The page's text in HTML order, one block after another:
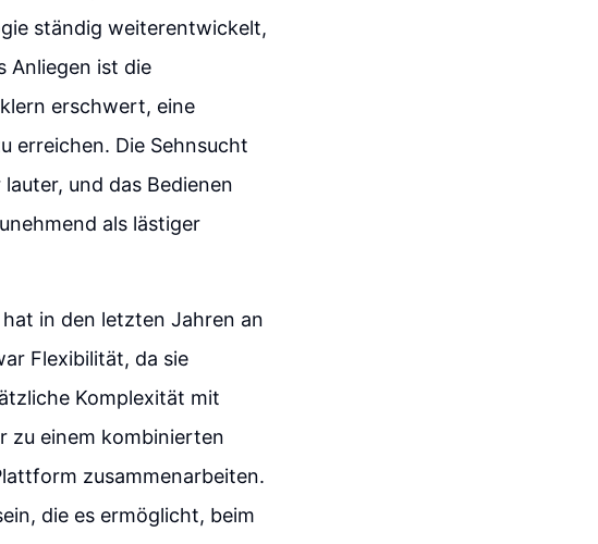
ständig weiterentwickelt,
Anliegen ist die
erschwert, eine
erreichen. Die Sehnsucht
und das Bedienen
als lästiger
in den letzten Jahren an
Flexibilität, da sie
Komplexität mit
zu einem kombinierten
zusammenarbeiten.
die es ermöglicht, beim